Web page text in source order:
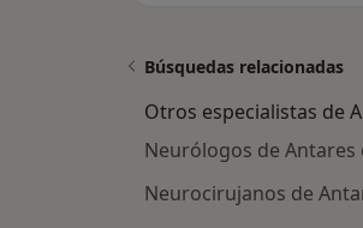
Búsquedas relacionadas
Otros especialistas de
Neurólogos de Antares
Neurocirujanos de